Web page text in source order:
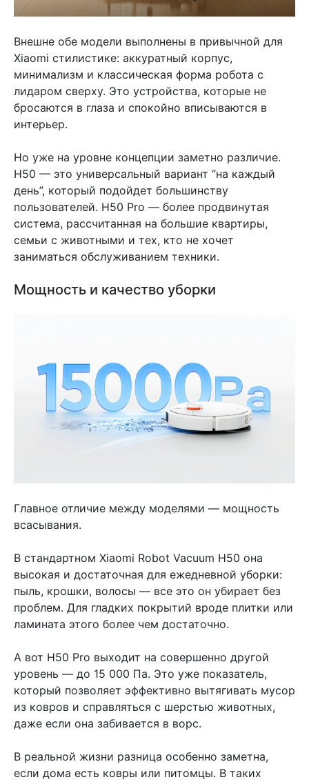
Внешне обе модели выполнены в привычной для
Xiaomi стилистике: аккуратный корпус,
минимализм и классическая форма робота с
лидаром сверху. Это устройства, которые не
бросаются в глаза и спокойно вписываются в
интерьер.
Но уже на уровне концепции заметно различие.
H50 — это универсальный вариант “на каждый
день”, который подойдет большинству
пользователей. H50 Pro — более продвинутая
система, рассчитанная на большие квартиры,
семьи с животными и тех, кто не хочет
заниматься обслуживанием техники.
Мощность и качество уборки
Главное отличие между моделями — мощность
всасывания.
В стандартном Xiaomi Robot Vacuum H50 она
высокая и достаточная для ежедневной уборки:
пыль, крошки, волосы — все это он убирает без
проблем. Для гладких покрытий вроде плитки или
ламината этого более чем достаточно.
А вот H50 Pro выходит на совершенно другой
уровень — до 15 000 Па. Это уже показатель,
который позволяет эффективно вытягивать мусор
из ковров и справляться с шерстью животных,
даже если она забивается в ворс.
В реальной жизни разница особенно заметна,
если дома есть ковры или питомцы. В таких